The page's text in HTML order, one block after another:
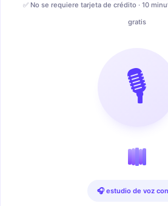
✅ No se requiere tarjeta de crédito · 10
gratis
🎙️
🎧 estudio de voz